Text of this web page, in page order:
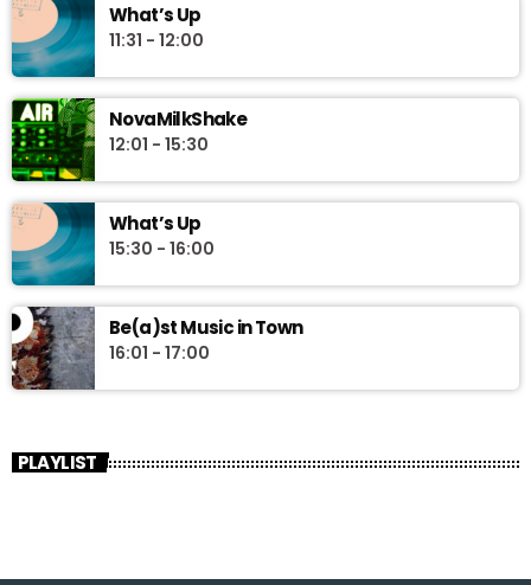
What’s Up
11:31 - 12:00
NovaMilkShake
12:01 - 15:30
What’s Up
15:30 - 16:00
Be(a)st Music in Town
16:01 - 17:00
PLAYLIST